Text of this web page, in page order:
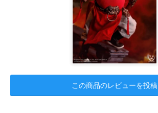
この商品のレビューを投稿